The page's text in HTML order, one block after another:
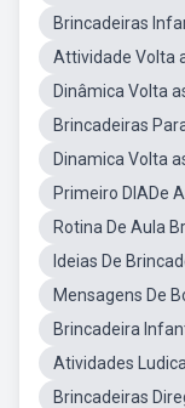
Brincadeiras
Attividade Volta
Dinâmica Volta
Brincadeiras
Dinamica Volta
Primeiro DIADe
Rotina De Aula
Ideias De
Mensagens De
Brincadeira
Atividades
Brincadeiras